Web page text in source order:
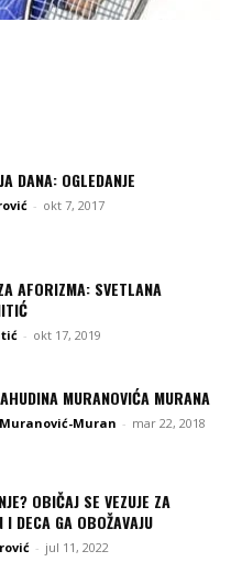
DANA: OGLEDANJE
- okt 7, 2017
AFORIZMA: SVETLANA
- okt 17, 2019
MURANOVIĆA MURANA
Muran - mar 22, 2018
OBIČAJ SE VEZUJE ZA
I DECA GA OBOŽAVAJU
- jul 11, 2022